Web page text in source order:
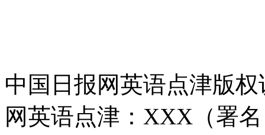
中国日报网英语点津版
网英语点津：XXX（署